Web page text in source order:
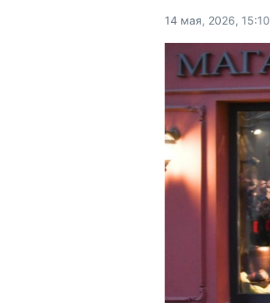
14 мая, 2026, 15:10